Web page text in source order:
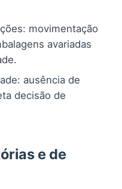
movimentação
avariadas
ausência de
decisão de
e de